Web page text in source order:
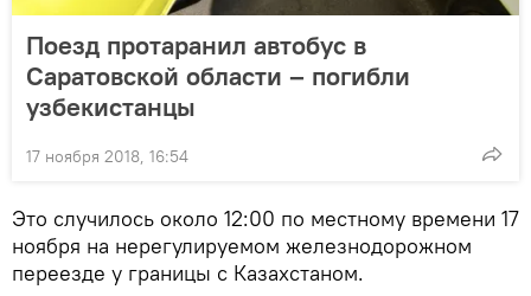
Поезд протаранил автобус в
Саратовской области – погибли
узбекистанцы
17 ноября 2018, 16:54
Это случилось около 12:00 по местному времени 17
ноября на нерегулируемом железнодорожном
переезде у границы с Казахстаном.